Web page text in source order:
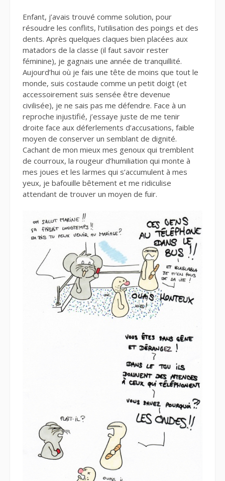
Enfant, j’avais trouvé comme solution, pour
résoudre les conflits, l’utilisation des poings et des
dents. Après quelques claques bien placées aux
matadors de la classe (il faut savoir rester
féminine), je gagnais une année de tranquillité.
Aujourd’hui où je fais une tête de moins que tout le
monde, suis costaude comme un petit doigt (et
accessoirement suis sensée être devenue
civilisée), je ne sais pas me défendre. Face à un
reproche injustifié, j’essaye juste de me tenir
droite face aux déferlements d’accusations, faible
moyen de conserver un semblant de dignité.
Cachant de mon mieux mes genoux qui tremblent
de courroux, la rougeur d’humiliation qui monte à
mes joues et les larmes qui s’accumulent à mes
yeux, je bafouille bêtement et me ridiculise
attendant de trouver un moyen de fuir.